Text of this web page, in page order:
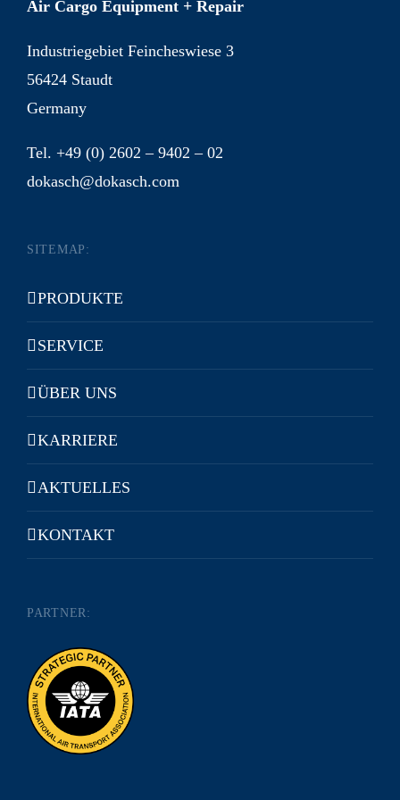
Air Cargo Equipment + Repair
Industriegebiet Feincheswiese 3
56424 Staudt
Germany
Tel. +49 (0) 2602 – 9402 – 02
dokasch@dokasch.com
SITEMAP:
PRODUKTE
SERVICE
ÜBER UNS
KARRIERE
AKTUELLES
KONTAKT
PARTNER: